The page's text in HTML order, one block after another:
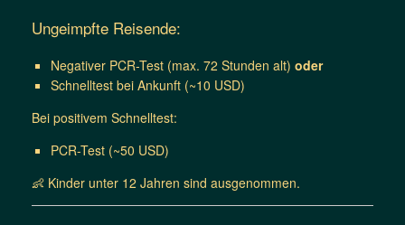
Ungeimpfte Reisende:
Negativer PCR-Test (max. 72 Stunden alt) oder
Schnelltest bei Ankunft (~10 USD)
Bei positivem Schnelltest:
PCR-Test (~50 USD)
👶 Kinder unter 12 Jahren sind ausgenommen.